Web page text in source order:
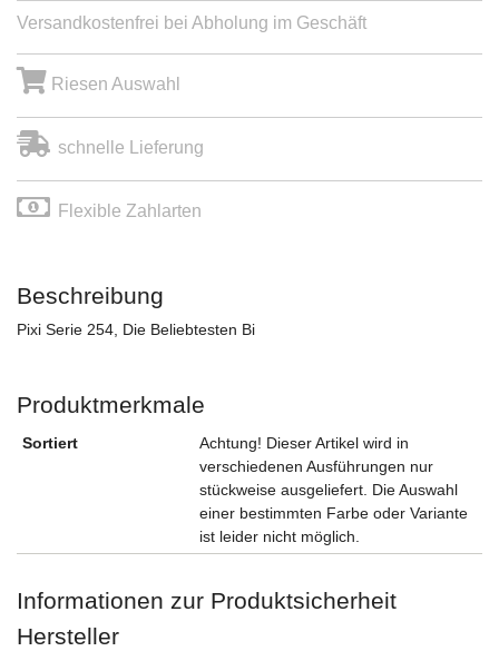
Versandkostenfrei bei Abholung im Geschäft
Riesen Auswahl
schnelle Lieferung
Flexible Zahlarten
Beschreibung
Pixi Serie 254, Die Beliebtesten Bi
Produktmerkmale
Sortiert
Achtung! Dieser Artikel wird in
verschiedenen Ausführungen nur
stückweise ausgeliefert. Die Auswahl
einer bestimmten Farbe oder Variante
ist leider nicht möglich.
Informationen zur Produktsicherheit
Hersteller